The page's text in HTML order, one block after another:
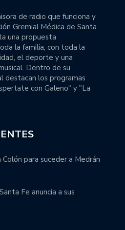
de radio que funciona y
Gremial Médica de Santa
una propuesta
la familia, con toda la
el deporte y una
Dentro de su
destacan los programas
con Galeno" y "La
para suceder a Medrán
Fe anuncia a sus